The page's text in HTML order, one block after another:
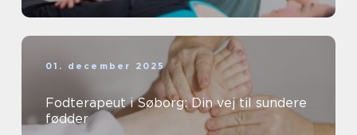
01. december 2025
Fodterapeut i Søborg: Din vej til sundere
fødder